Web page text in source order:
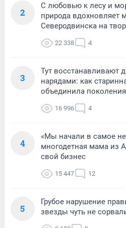
2
С любовью к лесу и
природа вдохновляет
Северодвинска на
22 338 4
3
Тут восстанавливают
нарядами: как
объединила поколения
16 996 4
4
«Мы начали в самое
многодетная мама из
свой бизнес
15 447 12
5
Грубое нарушение
звезды чуть не